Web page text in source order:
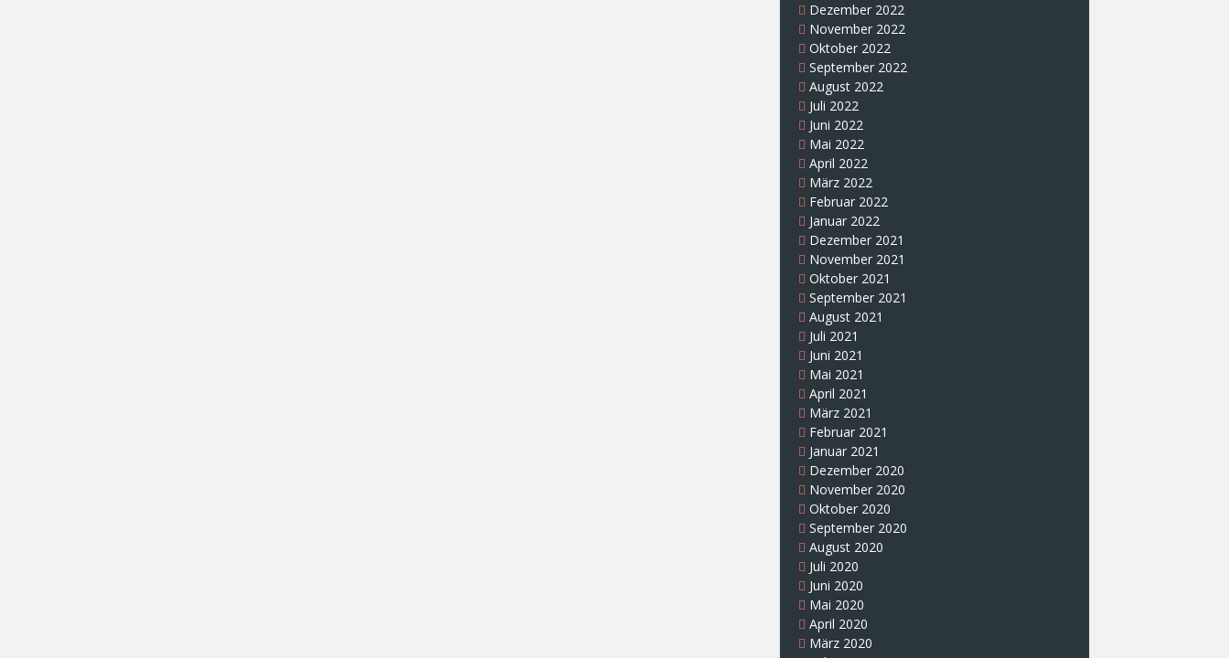
Dezember 2022
November 2022
Oktober 2022
September 2022
August 2022
Juli 2022
Juni 2022
Mai 2022
April 2022
März 2022
Februar 2022
Januar 2022
Dezember 2021
November 2021
Oktober 2021
September 2021
August 2021
Juli 2021
Juni 2021
Mai 2021
April 2021
März 2021
Februar 2021
Januar 2021
Dezember 2020
November 2020
Oktober 2020
September 2020
August 2020
Juli 2020
Juni 2020
Mai 2020
April 2020
März 2020